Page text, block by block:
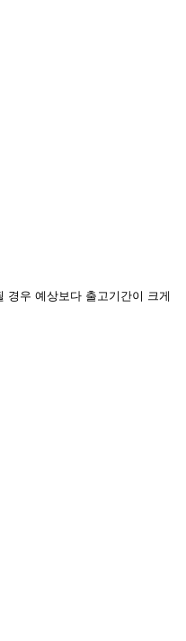
경우 예상보다 출고기간이 크게